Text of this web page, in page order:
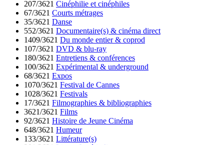
207/3621 Cinéphilie et cinéphiles
67/3621 Courts métrages
35/3621 Danse
552/3621 Documentaire(s) & cinéma direct
1409/3621 Du monde entier & coprod
107/3621 DVD & blu-ray
180/3621 Entretiens & conférences
100/3621 Expérimental & underground
68/3621 Expos
1070/3621 Festival de Cannes
1028/3621 Festivals
17/3621 Filmographies & bibliographies
3621/3621 Films
92/3621 Histoire de Jeune Cinéma
648/3621 Humeur
133/3621 Littérature(s)